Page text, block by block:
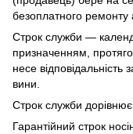
безоплатного ремонту
Строк служби —
призначенням,
несе відповідальність
вини.
Строк служби дорівнює
Гарантійний строк